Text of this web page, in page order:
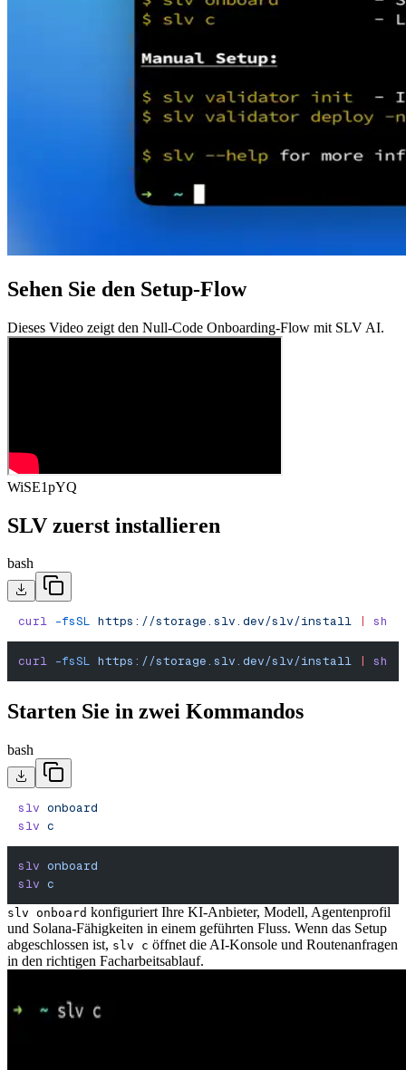
Sehen Sie den Setup-Flow
Dieses Video zeigt den Null-Code Onboarding-Flow mit SLV AI.
WiSE1pYQ
SLV zuerst installieren
bash
curl -fsSL https://storage.slv.dev/slv/install | sh
curl -fsSL https://storage.slv.dev/slv/install | sh
Starten Sie in zwei Kommandos
bash
slv onboard
slv c
slv onboard
slv c
slv onboard konfiguriert Ihre KI-Anbieter, Modell, Agentenprofil
und Solana-Fähigkeiten in einem geführten Fluss. Wenn das Setup
abgeschlossen ist, slv c öffnet die AI-Konsole und Routenanfragen
in den richtigen Facharbeitsablauf.